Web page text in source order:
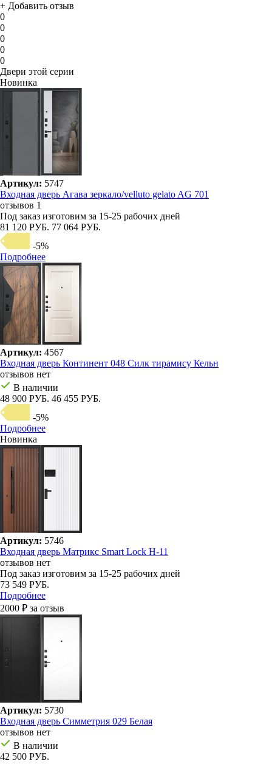
+ Добавить отзыв
0
0
0
0
0
Двери этой серии
Новинка
Артикул: 5747
Входная дверь Агава зеркало/velluto gelato AG 701
отзывов 1
Под заказ изготовим за 15-25 рабочих дней
81 120 РУБ. 77 064 РУБ.
-5%
Подробнее
Артикул: 4567
Входная дверь Континент 048 Силк тирамису Кельн
отзывов нет
В наличии
48 900 РУБ. 46 455 РУБ.
-5%
Подробнее
Новинка
Артикул: 5746
Входная дверь Матрикс Smart Lock H-11
отзывов нет
Под заказ изготовим за 15-25 рабочих дней
73 549 РУБ.
Подробнее
2000 ₽ за отзыв
Артикул: 5730
Входная дверь Симметрия 029 Белая
отзывов нет
В наличии
42 500 РУБ.